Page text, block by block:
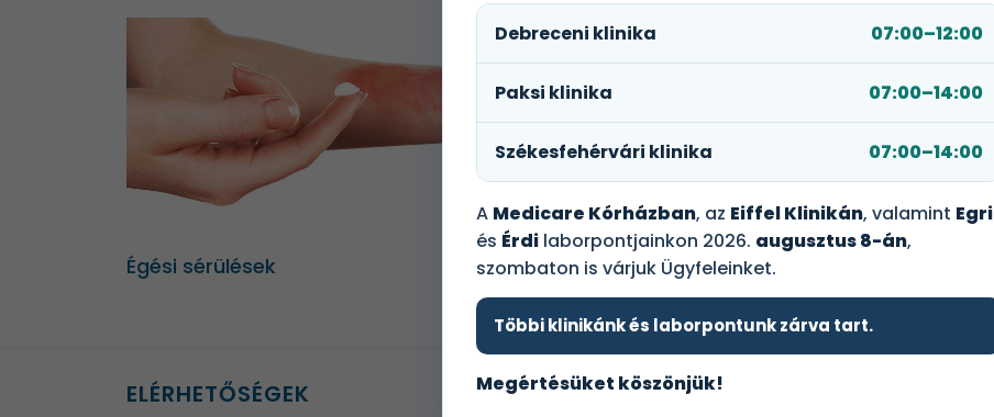
Égési sérülések
ELÉRHETŐSÉGEK HASZNOS LINKEK
Debreceni klinika 07:00–12:00
Paksi klinika 07:00–14:00
Székesfehérvári klinika 07:00–14:00
A Medicare Kórházban, az Eiffel Klinikán, valamint Egri
és Érdi laborpontjainkon 2026. augusztus 8-án,
szombaton is várjuk Ügyfeleinket.
Többi klinikánk és laborpontunk zárva tart.
Megértésüket köszönjük!